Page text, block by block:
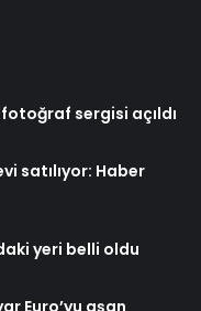
fotoğraf sergisi açıldı
satılıyor: Haber
yeri belli oldu